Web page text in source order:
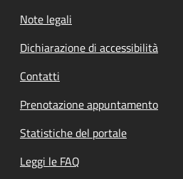
Note legali
Dichiarazione di accessibilità
Contatti
Prenotazione appuntamento
Statistiche del portale
Leggi le FAQ